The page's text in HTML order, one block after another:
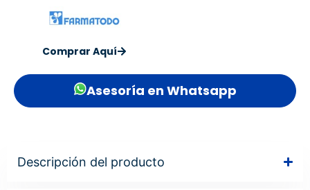
Comprar Aquí
Asesoría en Whatsapp
Descripción del producto